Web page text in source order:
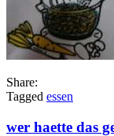
Share:
Tagged essen
wer haette das